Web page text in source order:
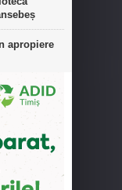
apropiere